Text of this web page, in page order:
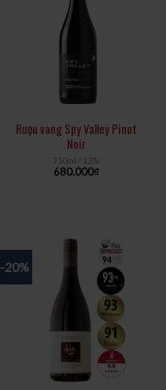
Rượu vang Spy Valley Pinot
Noir
750ml / 13%
680.000₫
-20%